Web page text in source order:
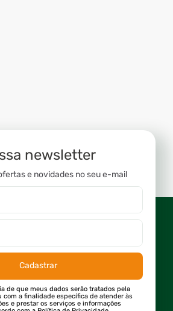
newsletter
e novidades no seu e-mail
Cadastrar
de que meus dados serão tratados pela
com a finalidade específica de atender às
e prestar os serviços e informações